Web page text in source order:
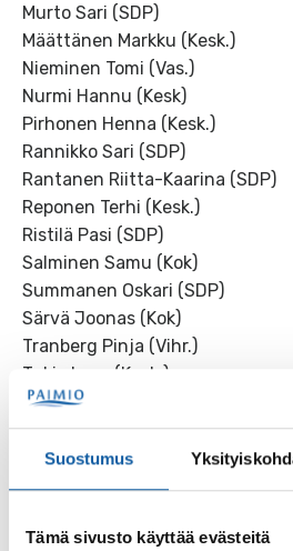
Suostumus
Tämä sivusto käyttää evästeitä
Murto Sari (SDP)
Määttänen Markku (Kesk.)
Nieminen Tomi (Vas.)
Nurmi Hannu (Kesk)
Pirhonen Henna (Kesk.)
Rannikko Sari (SDP)
Rantanen Riitta-Kaarina (SDP)
Reponen Terhi (Kesk.)
Ristilä Pasi (SDP)
Salminen Samu (Kok)
Summanen Oskari (SDP)
Särvä Joonas (Kok)
Tranberg Pinja (Vihr.)
Tukia Ismo (Kesk.)
Tuominen Annica (PS)
Tuominen Karoliina (Kesk)
Virta Timo (SDP)
Edustaja: Metsälä Laura